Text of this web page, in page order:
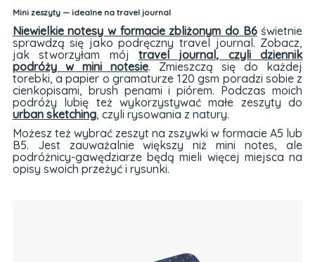
Mini zeszyty — idealne na travel journal
Niewielkie notesy w formacie zbliżonym do B6świetnie
sprawdzą się jako podręczny travel journal. Zobacz,
jak stworzyłam mój travel journal, czyli dziennik
podróży w mini notesie. Zmieszczą się do każdej
torebki, a papier o gramaturze 120 gsm poradzi sobie z
cienkopisami, brush penami i piórem. Podczas moich
podróży lubię też wykorzystywać małe zeszyty do
urban sketching, czyli rysowania z natury.
Możesz też wybrać zeszyt na zszywki w formacie A5 lub
B5. Jest zauważalnie większy niż mini notes, ale
podróżnicy-gawędziarze będą mieli więcej miejsca na
opisy swoich przeżyć i rysunki.